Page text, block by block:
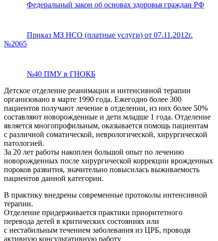
Федеральный закон об основах здоровья граждан РФ
Приказ МЗ НСО (платные услуги) от 07.11.2012г.
№2065
№40 ПМУ в ГНОКБ
Детское отделение реанимации и интенсивной терапии
организовано в марте 1990 года. Ежегодно более 300
пациентов получают лечение в отделении, из них более 50%
составляют новорожденные и дети младше 1 года. Отделение
является многопрофильным, оказывается помощь пациентам
с различной соматической, неврологической, хирургической
патологией.
За 20 лет работы накоплен большой опыт по лечению
новорожденных после хирургической коррекции врожденных
пороков развития, значительно повысилась выживаемость
пациентов данной категории.
В практику внедрены современные протоколы интенсивной
терапии.
Отделение придерживается практики приоритетного
перевода детей в критических состояниях или
с нестабильным течением заболевания из ЦРБ, проводя
активную консультативную работу